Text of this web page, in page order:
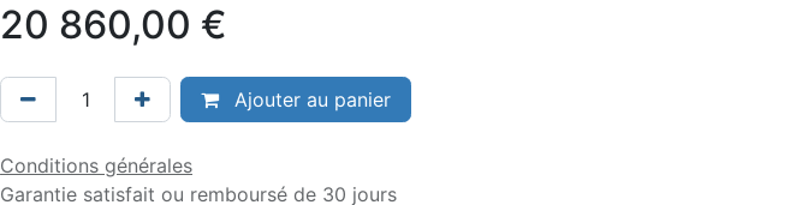
20 860,00 €
Ajouter au panier
Conditions générales
Garantie satisfait ou remboursé de 30 jours